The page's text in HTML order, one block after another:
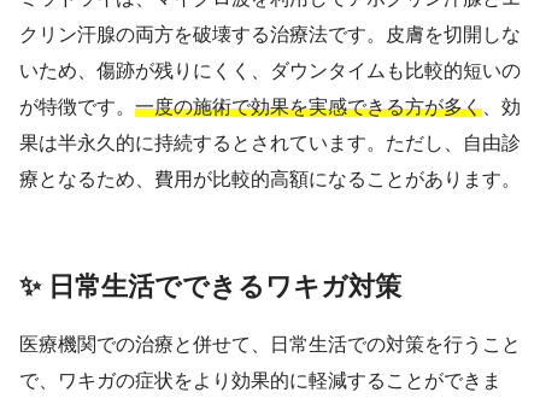
クリン汗腺の両方を破壊する治療法です。皮膚を切開しな
いため、傷跡が残りにくく、ダウンタイムも比較的短いの
が特徴です。 一度の施術で効果を実感できる方が多く 、効
果は半永久的に持続するとされています。ただし、自由診
療となるため、費用が比較的高額になることがあります。
✨ 日常生活でできるワキガ対策
医療機関での治療と併せて、日常生活での対策を行うこと
で、ワキガの症状をより効果的に軽減することができま